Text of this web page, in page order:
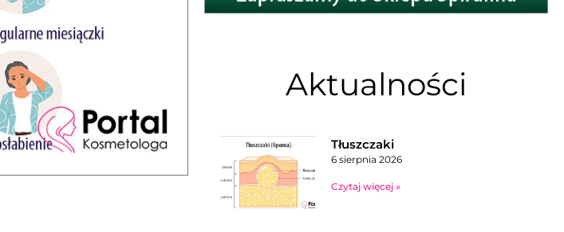
Aktualności
Tłuszczaki
6 sierpnia 2026
Czytaj więcej »